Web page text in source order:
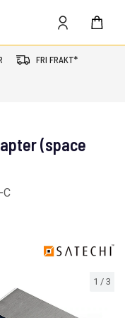
FRI FRAKT*
1 / 3
(space
C